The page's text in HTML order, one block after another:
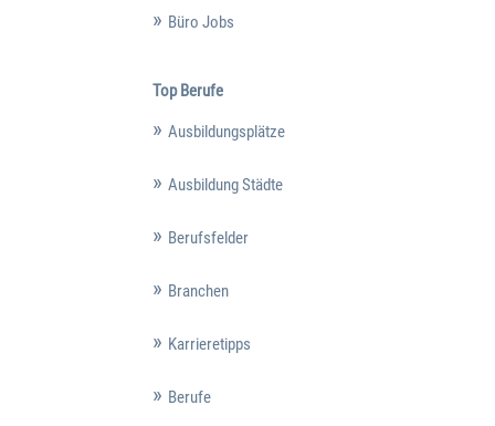
Büro Jobs
Top Berufe
Ausbildungsplätze
Ausbildung Städte
Berufsfelder
Branchen
Karrieretipps
Berufe